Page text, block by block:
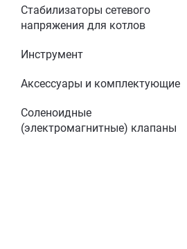
Стабилизаторы сетевого
напряжения для котлов
Инструмент
Аксессуары и комплектующие
Соленоидные
(электромагнитные) клапаны